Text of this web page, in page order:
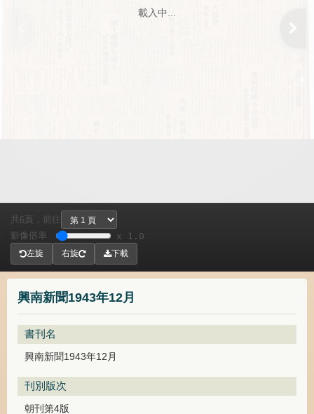
興南新聞1943年12月
書刊名
興南新聞1943年12月
刊別版次
朝刊第4版
載入中...
共 6頁， 前往
影像倍率
x 1.0
左旋 右旋 下載